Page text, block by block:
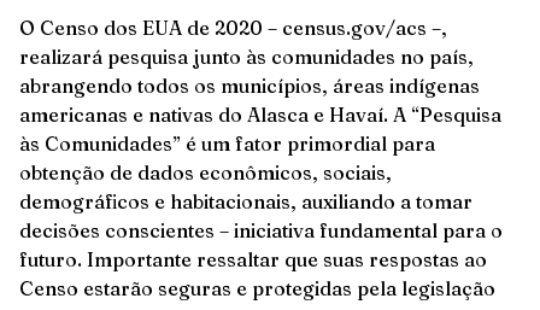
O Censo dos EUA de 2020 – census.gov/acs –,
realizará pesquisa junto às comunidades no país,
abrangendo todos os municípios, áreas indígenas
americanas e nativas do Alasca e Havaí. A “Pesquisa
às Comunidades” é um fator primordial para
obtenção de dados econômicos, sociais,
demográficos e habitacionais, auxiliando a tomar
decisões conscientes – iniciativa fundamental para o
futuro. Importante ressaltar que suas respostas ao
Censo estarão seguras e protegidas pela legislação